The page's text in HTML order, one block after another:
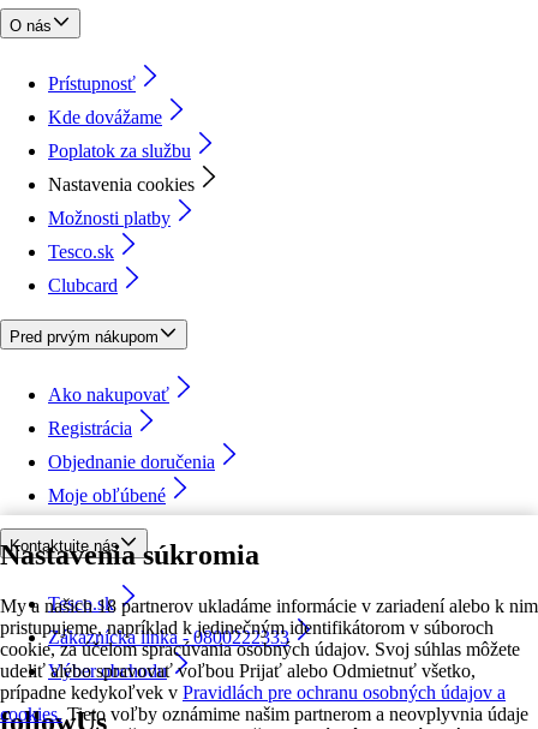
Nastavenia súkromia
My a našich 18 partnerov ukladáme informácie v zariadení alebo k nim
pristupujeme, napríklad k jedinečným identifikátorom v súboroch
cookie, za účelom spracúvania osobných údajov. Svoj súhlas môžete
udeliť alebo spravovať voľbou Prijať alebo Odmietnuť všetko,
prípadne kedykoľvek v Pravidlách pre ochranu osobných údajov a
cookies. Tieto voľby oznámime našim partnerom a neovplyvnia údaje
O nás
Prístupnosť
Kde dovážame
Poplatok za službu
Nastavenia cookies
Možnosti platby
Tesco.sk
Clubcard
Pred prvým nákupom
Ako nakupovať
Registrácia
Objednanie doručenia
Moje obľúbené
Kontaktujte nás
Tesco.sk
Zákaznícka linka - 0800222333
Výber obchodu
followUs